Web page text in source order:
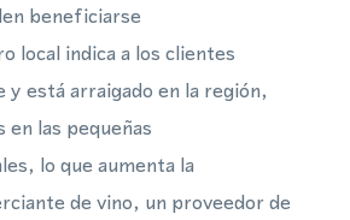
beneficiarse
local indica a los clientes
y está arraigado en la región,
las pequeñas
lo que aumenta la
de vino, un proveedor de